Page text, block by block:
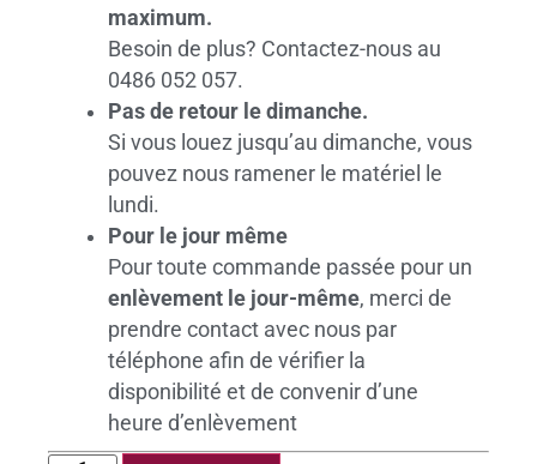
maximum.
Besoin de plus? Contactez-nous au
0486 052 057.
Pas de retour le dimanche.
Si vous louez jusqu’au dimanche, vous
pouvez nous ramener le matériel le
lundi.
Pour le jour même
Pour toute commande passée pour un
enlèvement le jour-même, merci de
prendre contact avec nous par
téléphone afin de vérifier la
disponibilité et de convenir d’une
heure d’enlèvement